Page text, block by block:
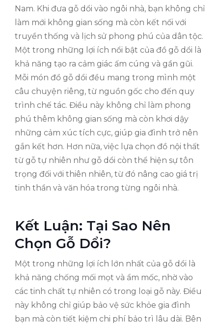
Nam. Khi đưa gỗ dổi vào ngôi nhà, bạn không chỉ
làm mới không gian sống mà còn kết nối với
truyền thống và lịch sử phong phú của dân tộc.
Một trong những lợi ích nổi bật của đồ gỗ dổi là
khả năng tạo ra cảm giác ấm cúng và gần gũi.
Mỗi món đồ gỗ dổi đều mang trong mình một
câu chuyện riêng, từ nguồn gốc cho đến quy
trình chế tác. Điều này không chỉ làm phong
phú thêm không gian sống mà còn khơi dậy
những cảm xúc tích cực, giúp gia đình trở nên
gắn kết hơn. Hơn nữa, việc lựa chọn đồ nội thất
từ gỗ tự nhiên như gỗ dổi còn thể hiện sự tôn
trọng đối với thiên nhiên, từ đó nâng cao giá trị
tinh thần và văn hóa trong từng ngôi nhà.
Kết Luận: Tại Sao Nên
Chọn Gỗ Dổi?
Một trong những lợi ích lớn nhất của gỗ dổi là
khả năng chống mối mọt và ẩm mốc, nhờ vào
các tinh chất tự nhiên có trong loại gỗ này. Điều
này không chỉ giúp bảo vệ sức khỏe gia đình
bạn mà còn tiết kiệm chi phí bảo trì lâu dài. Bên